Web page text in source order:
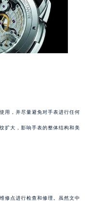
用，并尽量避免对手表进行任何
扩大，影响手表的整体结构和美
修点进行检查和修理。虽然文中